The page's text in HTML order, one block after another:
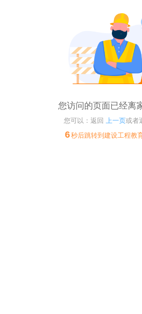
您访问的页面已经离
您可以：返回 上一页或者
6秒后跳转到建设工程教